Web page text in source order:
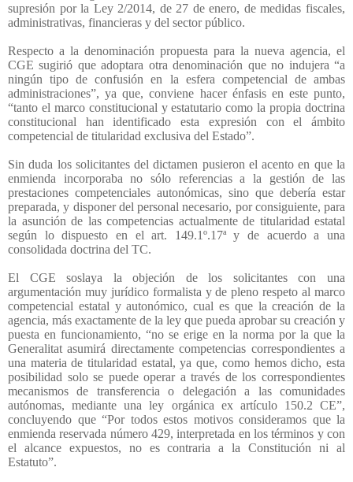
supresión por la Ley 2/2014, de 27 de enero, de medidas fiscales,
administrativas, financieras y del sector público.
Respecto a la denominación propuesta para la nueva agencia, el
CGE sugirió que adoptara otra denominación que no indujera “a
ningún tipo de confusión en la esfera competencial de ambas
administraciones”, ya que, conviene hacer énfasis en este punto,
“tanto el marco constitucional y estatutario como la propia doctrina
constitucional han identificado esta expresión con el ámbito
competencial de titularidad exclusiva del Estado”.
Sin duda los solicitantes del dictamen pusieron el acento en que la
enmienda incorporaba no sólo referencias a la gestión de las
prestaciones competenciales autonómicas, sino que debería estar
preparada, y disponer del personal necesario, por consiguiente, para
la asunción de las competencias actualmente de titularidad estatal
según lo dispuesto en el art. 149.1º.17ª y de acuerdo a una
consolidada doctrina del TC.
El CGE soslaya la objeción de los solicitantes con una
argumentación muy jurídico formalista y de pleno respeto al marco
competencial estatal y autonómico, cual es que la creación de la
agencia, más exactamente de la ley que pueda aprobar su creación y
puesta en funcionamiento, “no se erige en la norma por la que la
Generalitat asumirá directamente competencias correspondientes a
una materia de titularidad estatal, ya que, como hemos dicho, esta
posibilidad solo se puede operar a través de los correspondientes
mecanismos de transferencia o delegación a las comunidades
autónomas, mediante una ley orgánica ex artículo 150.2 CE”,
concluyendo que “Por todos estos motivos consideramos que la
enmienda reservada número 429, interpretada en los términos y con
el alcance expuestos, no es contraria a la Constitución ni al
Estatuto”.